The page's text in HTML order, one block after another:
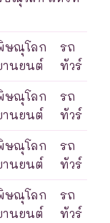
ษณุโลก
านยนต์
รถ
ทัวร์
ษณุโลก
านยนต์
รถ
ทัวร์
ษณุโลก
านยนต์
รถ
ทัวร์
ษณุโลก
านยนต์
รถ
ทัวร์